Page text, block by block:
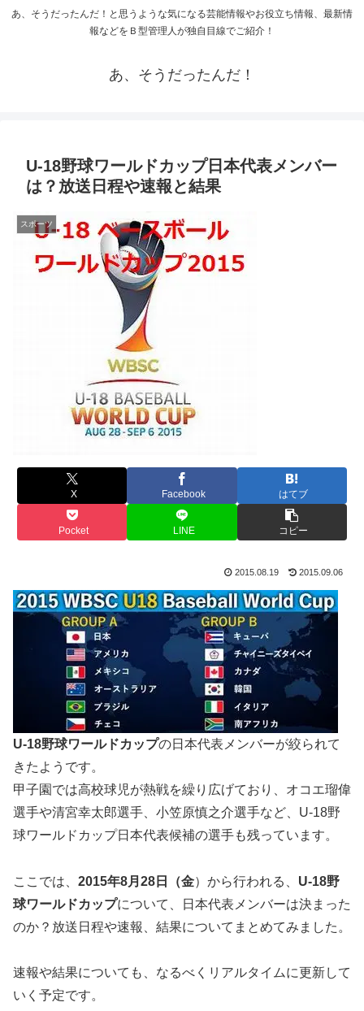
あ、そうだったんだ！と思うような気になる芸能情報やお役立ち情報、最新情
報などをＢ型管理人が独自目線でご紹介！
あ、そうだったんだ！
U-18野球ワールドカップ日本代表メンバー
は？放送日程や速報と結果
スポーツ
X Facebook はてブ
Pocket LINE コピー
2015.08.19 2015.09.06
U-18野球ワールドカップの日本代表メンバーが絞られて
きたようです。
甲子園では高校球児が熱戦を繰り広げており、オコエ瑠偉
選手や清宮幸太郎選手、小笠原慎之介選手など、U-18野
球ワールドカップ日本代表候補の選手も残っています。
ここでは、 2015年8月28日（金）から行われる、 U-18野
球ワールドカップについて、日本代表メンバーは決まった
のか？放送日程や速報、結果についてまとめてみました。
速報や結果についても、なるべくリアルタイムに更新して
いく予定です。